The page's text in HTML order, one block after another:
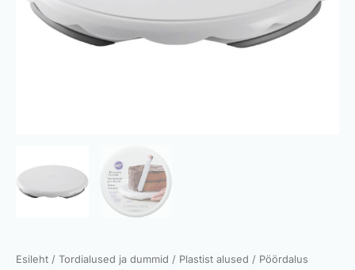
Esileht / Tordialused ja dummid / Plastist alused / Pöördalus